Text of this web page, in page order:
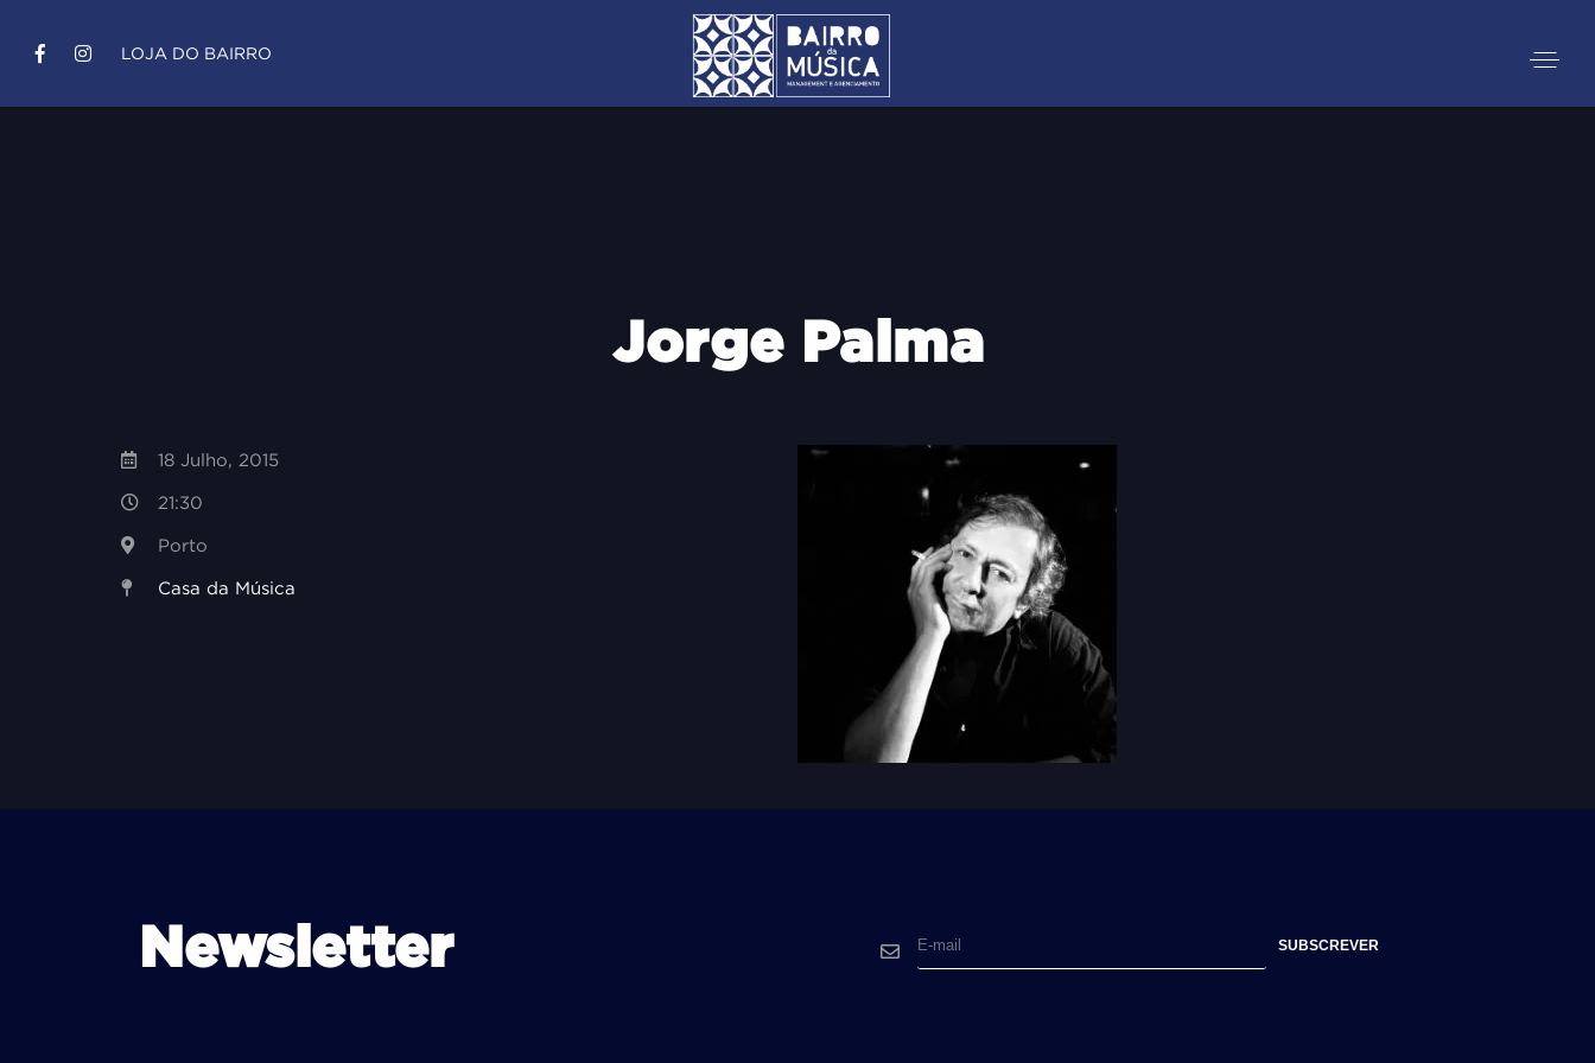
LOJA DO BAIRRO
Jorge Palma
18 Julho, 2015
21:30
Porto
Casa da Música
Newsletter